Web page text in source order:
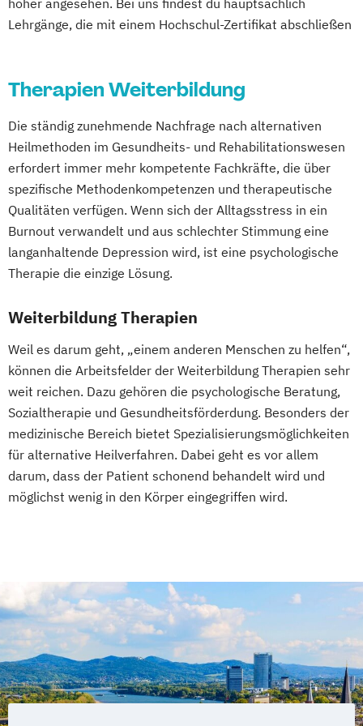
Gesundheitscoach
Heilpraktiker - Vorbereitung auf die
Krankheitsbilder im Gesundheitssport
Life Coach
Spiroergometrie im Gesundheitssport
Sportmentaltrainer Sporttherapeut
Stress- und Burnout-Coach
Wellness- und Spa-Management
Pflanzenkunde in der Ernährung
Lehrgänge, die mit einem Hochschul-Zertifikat abschließen
Therapien Weiterbildung
Die ständig zunehmende Nachfrage nach alternativen
Heilmethoden im Gesundheits- und Rehabilitationswesen
erfordert immer mehr kompetente Fachkräfte, die über
spezifische Methodenkompetenzen und therapeutische
Qualitäten verfügen. Wenn sich der Alltagsstress in ein
Burnout verwandelt und aus schlechter Stimmung eine
langanhaltende Depression wird, ist eine psychologische
Therapie die einzige Lösung.
Weiterbildung Therapien
Weil es darum geht, „einem anderen Menschen zu helfen“,
können die Arbeitsfelder der Weiterbildung Therapien sehr
weit reichen. Dazu gehören die psychologische Beratung,
Sozialtherapie und Gesundheitsförderdung. Besonders der
medizinische Bereich bietet Spezialisierungsmöglichkeiten
für alternative Heilverfahren. Dabei geht es vor allem
darum, dass der Patient schonend behandelt wird und
möglichst wenig in den Körper eingegriffen wird.